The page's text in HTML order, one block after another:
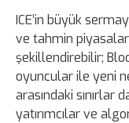
ICE’in büyük
ve tahmin
şekillendirebilir;
oyuncular ile yeni
arasındaki sınırlar
yatırımcılar ve